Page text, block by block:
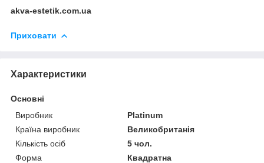
akva-estetik.com.ua
Приховати
Характеристики
Основні
Виробник
Platinum
Країна виробник
Великобританія
Кількість осіб
5 чол.
Форма
Квадратна